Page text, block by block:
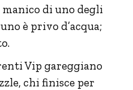
di uno degli
è privo d’acqua;
Vip gareggiano
chi finisce per